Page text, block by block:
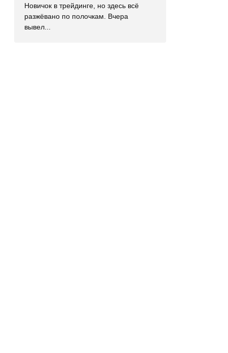
Новичок в трейдинге, но здесь всё
разжёвано по полочкам. Вчера
вывел...